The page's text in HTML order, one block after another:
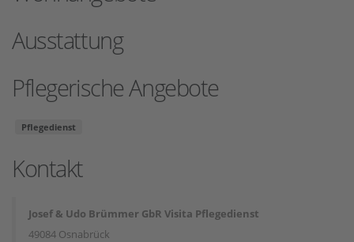
Ausstattung
Pflegerische Angebote
Pflegedienst
Kontakt
Josef & Udo Brümmer GbR Visita Pflegedienst
49084 Osnabrück